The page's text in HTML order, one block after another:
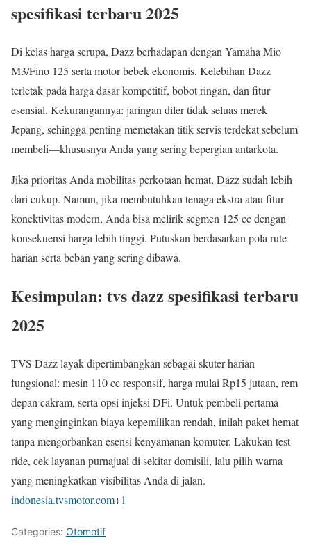
spesifikasi terbaru 2025
Di kelas harga serupa, Dazz berhadapan dengan Yamaha Mio
M3/Fino 125 serta motor bebek ekonomis. Kelebihan Dazz
terletak pada harga dasar kompetitif, bobot ringan, dan fitur
esensial. Kekurangannya: jaringan diler tidak seluas merek
Jepang, sehingga penting memetakan titik servis terdekat sebelum
membeli—khususnya Anda yang sering bepergian antarkota.
Jika prioritas Anda mobilitas perkotaan hemat, Dazz sudah lebih
dari cukup. Namun, jika membutuhkan tenaga ekstra atau fitur
konektivitas modern, Anda bisa melirik segmen 125 cc dengan
konsekuensi harga lebih tinggi. Putuskan berdasarkan pola rute
harian serta beban yang sering dibawa.
Kesimpulan: tvs dazz spesifikasi terbaru
2025
TVS Dazz layak dipertimbangkan sebagai skuter harian
fungsional: mesin 110 cc responsif, harga mulai Rp15 jutaan, rem
depan cakram, serta opsi injeksi DFi. Untuk pembeli pertama
yang menginginkan biaya kepemilikan rendah, inilah paket hemat
tanpa mengorbankan esensi kenyamanan komuter. Lakukan test
ride, cek layanan purnajual di sekitar domisili, lalu pilih warna
yang meningkatkan visibilitas Anda di jalan.
indonesia.tvsmotor.com+1
Categories: Otomotif